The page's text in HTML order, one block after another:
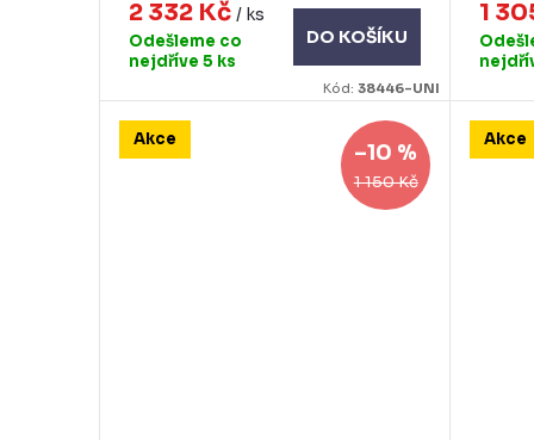
2 332 Kč / ks
Odešleme co
nejdříve 5 ks
DO KOŠÍKU
Kód:38446-UNI
1
Akce
1 150 Kč
–10 % Akce